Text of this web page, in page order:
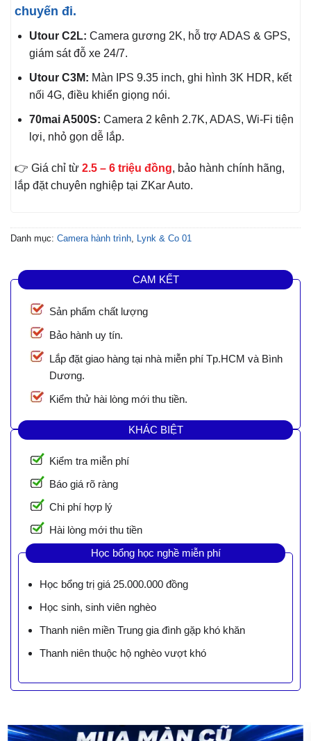
chuyến đi.
Utour C2L: Camera gương 2K, hỗ trợ ADAS & GPS,
giám sát đỗ xe 24/7.
Utour C3M: Màn IPS 9.35 inch, ghi hình 3K HDR, kết
nối 4G, điều khiển giọng nói.
70mai A500S: Camera 2 kênh 2.7K, ADAS, Wi-Fi tiện
lợi, nhỏ gọn dễ lắp.
👉 Giá chỉ từ 2.5 – 6 triệu đồng, bảo hành chính hãng,
lắp đặt chuyên nghiệp tại ZKar Auto.
Danh mục: Camera hành trình, Lynk & Co 01
CAM KẾT
Sản phẩm chất lượng
Bảo hành uy tín.
Lắp đặt giao hàng tại nhà miễn phí Tp.HCM và Bình
Dương.
Kiểm thử hài lòng mới thu tiền.
KHÁC BIỆT
Kiểm tra miễn phí
Báo giá rõ ràng
Chi phí hợp lý
Hài lòng mới thu tiền
Học bổng học nghề miễn phí
Học bổng trị giá 25.000.000 đồng
Học sinh, sinh viên nghèo
Thanh niên miền Trung gia đình gặp khó khăn
Thanh niên thuộc hộ nghèo vượt khó